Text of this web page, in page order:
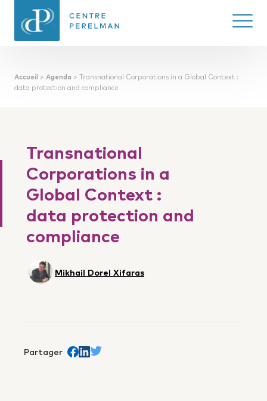
CENTRE PERELMAN
Ouvrir/
Accueil > Agenda > Transnational Corporations in a Global Context :
data protection and compliance
Transnational
Corporations in a
Global Context :
data protection and
compliance
Mikhail Dorel Xifaras
Partager Share on Facebook
trans.Partager sur Linkedin
Share on Twitter